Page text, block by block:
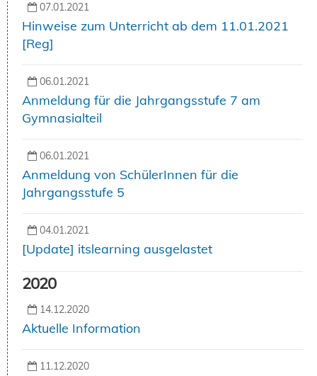
07.01.2021
Hinweise zum Unterricht ab dem 11.01.2021
[Reg]
06.01.2021
Anmeldung für die Jahrgangsstufe 7 am
Gymnasialteil
06.01.2021
Anmeldung von SchülerInnen für die
Jahrgangsstufe 5
04.01.2021
[Update] itslearning ausgelastet
2020
14.12.2020
Aktuelle Information
11.12.2020